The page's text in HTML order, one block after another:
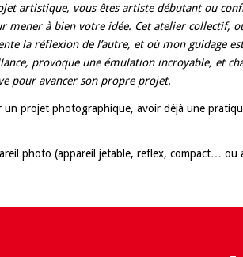
artistique, vous êtes artiste débutant ou
mener à bien votre idée. Cet atelier collectif,
la réflexion de l’autre, et où mon guidage
provoque une émulation incroyable, et
pour avancer son propre projet.
un projet photographique, avoir déjà une
photo (appareil jetable, reflex, compact… ou